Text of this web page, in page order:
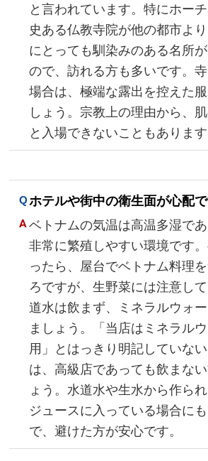
と言われています。特にホー
史ある仏教寺院が他の都市よ
にとっても馴染みのある名所
ので、訪れる方も多いです。
場合は、極端な露出を控えた
しょう。宗教上の理由から、
と入場できないこともあります
ホテルや街中の衛生面が心配で
ベトナムの気温は高温多湿で
非常に繁殖しやすい環境です
ったら、屋台でベトナム料理
ろですが、生野菜には注意し
道水は飲まず、ミネラルウォ
ましょう。「当店はミネラル
用」とはっきり明記していな
は、高級店であっても飲まな
ょう。水道水や生水から作ら
ジュースに入っている場合に
で、避けた方が安心です。